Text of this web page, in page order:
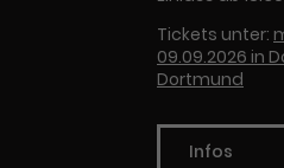
Tickets unter:
09.09.2026 in
Dortmund
Infos